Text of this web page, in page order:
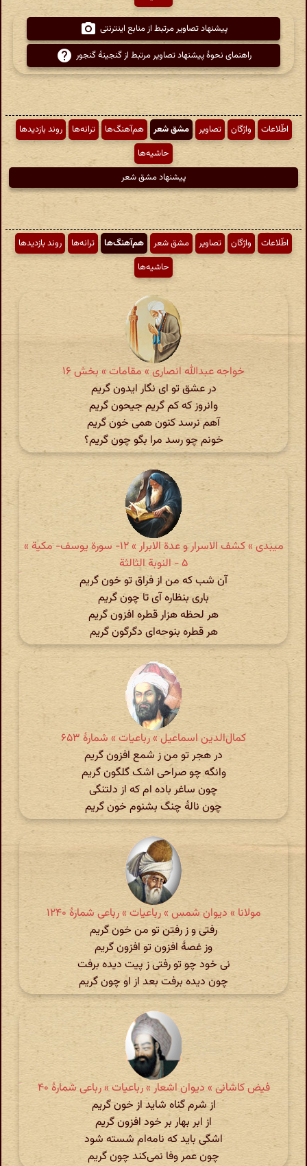
پیشنهاد تصاویر مرتبط از منابع اینترنتی
راهنمای نحوهٔ پیشنهاد تصاویر مرتبط از گنجینهٔ گنجور
اطّلاعات واژگان تصاویر مشق شعر هم‌آهنگ‌ها ترانه‌ها
روند بازدیدها
حاشیه‌ها
پیشنهاد مشق شعر
اطّلاعات واژگان تصاویر مشق شعر هم‌آهنگ‌ها ترانه‌ها
روند بازدیدها
حاشیه‌ها
خواجه عبدالله انصاری » مقامات » بخش ۱۶
در عشق تو ای نگار ایدون گریم
وانروز که کم گریم جیحون گریم
آهم نرسد کنون همی خون گریم
خونم چو رسد مرا بگو چون گریم؟
میبدی » کشف الاسرار و عدة الابرار » ۱۲- سورة یوسف- مکیة »
۵ - النوبة الثالثة
آن شب که من از فراق تو خون گریم
باری بنظاره آی تا چون گریم‌
هر لحظه هزار قطره افزون گریم
هر قطره بنوحه‌ای دگرگون گریم
کمال‌الدین اسماعیل » رباعیات » شمارهٔ ۶۵۳
در هجر تو من ز شمع افزون گریم
وانگه چو صراحی اشک گلگون گریم
چون ساغر باده ام که از دلتنگی
چون نالۀ چنگ بشنوم خون گریم
مولانا » دیوان شمس » رباعیات » رباعی شمارهٔ ۱۲۴۰
رفتی و ز رفتن تو من خون گریم
وز غصهٔ افزون تو افزون گریم
نی خود چو تو رفتی ز پیت دیده برفت
چون دیده برفت بعد از او چون گریم
فیض کاشانی » دیوان اشعار » رباعیات » رباعی شمارهٔ ۴۰
از شرم گناه شاید از خون گریم
از ابر بهار بر خود افزون گریم
اشگی باید که نامه‌ام شسته شود
چون عمر وفا نمی‌کند چون گریم